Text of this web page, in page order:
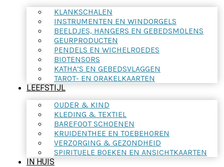
KLANKSCHALEN
INSTRUMENTEN EN WINDORGELS
BEELDJES, HANGERS EN GEBEDSMOLENS
GEURPRODUCTEN
PENDELS EN WICHELROEDES
BIOTENSORS
KATHA’S EN GEBEDSVLAGGEN
TAROT- EN ORAKELKAARTEN
LEEFSTIJL
OUDER & KIND
KLEDING & TEXTIEL
BAREFOOT SCHOENEN
KRUIDENTHEE EN TOEBEHOREN
VERZORGING & GEZONDHEID
SPIRITUELE BOEKEN EN ANSICHTKAARTEN
IN HUIS